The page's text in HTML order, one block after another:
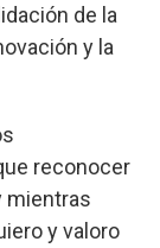
de la
y la
reconocer
mientras
y valoro